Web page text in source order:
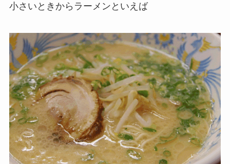
小さいときからラーメンといえば